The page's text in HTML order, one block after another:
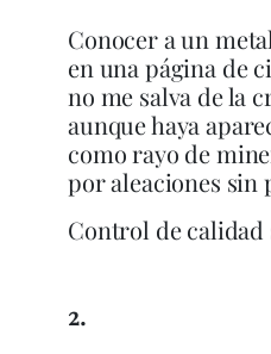
Conocer a un
en una página de
no me salva de la
aunque haya
como rayo de
por aleaciones sin
Control de calidad
2.